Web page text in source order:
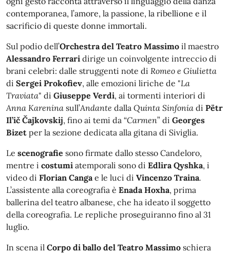
contemporanea, l’amore, la passione, la ribellione e il
sacrificio di queste donne immortali.
Sul podio dell’Orchestra del Teatro Massimo il maestro
Alessandro Ferrari dirige un coinvolgente intreccio di
brani celebri: dalle struggenti note di Romeo e Giulietta
di Sergei Prokofiev, alle emozioni liriche de "La
Traviata" di Giuseppe Verdi, ai tormenti interiori di
Anna Karenina sull’Andante dalla Quinta Sinfonia di Pëtr
Il’ič Čajkovskij, fino ai temi da “Carmen” di Georges
Bizet per la sezione dedicata alla gitana di Siviglia.
Le scenografie sono firmate dallo stesso Candeloro,
mentre i costumi atemporali sono di Edlira Qyshka, i
video di Florian Canga e le luci di Vincenzo Traina.
L’assistente alla coreografia è Enada Hoxha, prima
ballerina del teatro albanese, che ha ideato il soggetto
della coreografia. Le repliche proseguiranno fino al 31
luglio.
In scena il Corpo di ballo del Teatro Massimo schiera